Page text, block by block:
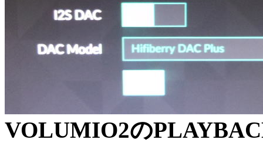
VOLUMIO2の